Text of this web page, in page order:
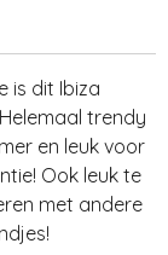
is dit Ibiza
trendy
en leuk voor
Ook leuk te
met andere